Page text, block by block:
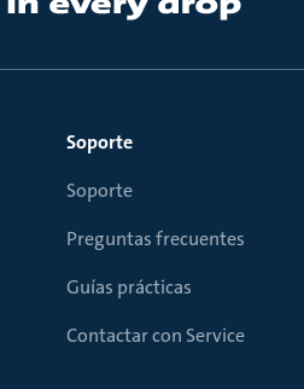
Soporte
Soporte
Preguntas frecuentes
Guías prácticas
Contactar con Service